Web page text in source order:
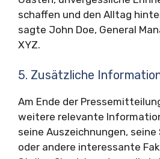
schaffen und den Alltag
sagte John Doe, General
XYZ.
5. Zusätzliche
Am Ende der
weitere relevante
seine Auszeichnungen,
oder andere interessante